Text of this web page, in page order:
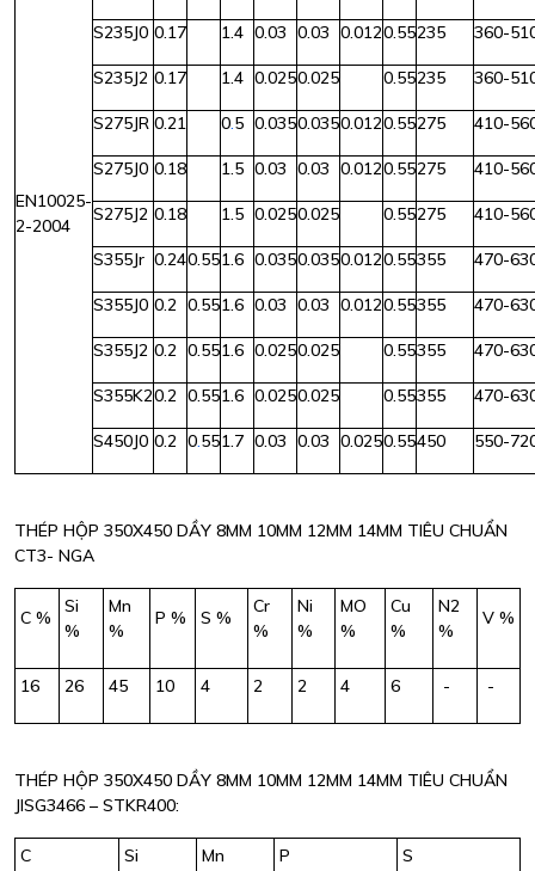
EN10025-
2-2004
S235J0 0.17 1.4 0.03 0.03 0.0120.55235 360-
S235J2 0.17 1.4 0.0250.025 0.55235 360-
S275JR 0.21 0.5 0.0350.0350.0120.55275 410-
S275J0 0.18 1.5 0.03 0.03 0.0120.55275 410-
S275J2 0.18 1.5 0.0250.025 0.55275 410-
S355Jr 0.240.551.6 0.0350.0350.0120.55355 470-
S355J0 0.2 0.551.6 0.03 0.03 0.0120.55355 470-
S355J2 0.2 0.551.6 0.0250.025 0.55355 470-
S355K20.2 0.551.6 0.0250.025 0.55355 470-
S450J0 0.2 0.551.7 0.03 0.03 0.0250.55450 550-
THÉP HỘP 350X450 DẦY 8MM 10MM 12MM 14MM TIÊU CHUẨN
CT3- NGA
C %
Si
%
Mn
%
P % S %
Cr
%
Ni
%
MO
%
Cu
%
N2
%
V %
16 26 45 10 4 2 2 4 6 - -
THÉP HỘP 350X450 DẦY 8MM 10MM 12MM 14MM TIÊU CHUẨN
JISG3466 – STKR400:
C Si Mn P S